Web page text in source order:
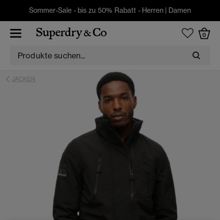
Sommer-Sale - bis zu 50% Rabatt - Herren | Damen
0
JACKEN